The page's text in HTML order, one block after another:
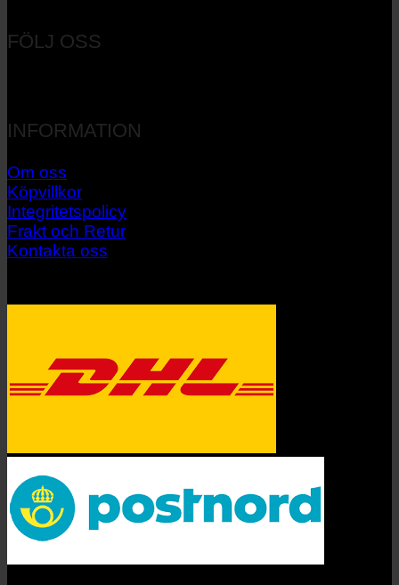
FÖLJ OSS
INFORMATION
Om oss
Köpvillkor
Integritetspolicy
Frakt och Retur
Kontakta oss